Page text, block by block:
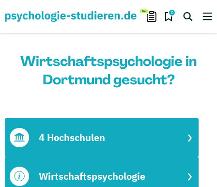
0
Wirtschaftspsychologie in
Dortmund gesucht?
Wirtschaftspsychologie
4 Hochschulen